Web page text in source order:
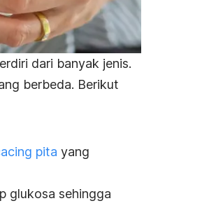
dari banyak jenis.
berbeda. Berikut
pita yang
glukosa sehingga